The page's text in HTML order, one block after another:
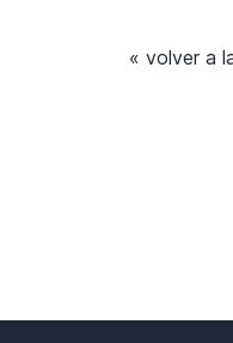
« volver a